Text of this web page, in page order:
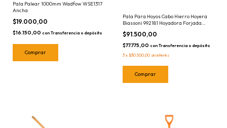
Pala Palear 1000mm Wadfow WSE1317
Ancha
$19.000,00
$16.150,00 con Transferencia o depósito
Pala Para Hoyos Cabo Hierro Hoyera
Biassoni 992181 Hoyadora Forjada
1.50mts
$91.500,00
$77.775,00 con Transferencia o depósito
3 x $30.500,00 sin interés